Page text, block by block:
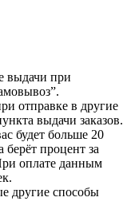
выдачи при
отправке в другие
выдачи заказов.
будет больше 20
процент за
оплате данным
другие способы